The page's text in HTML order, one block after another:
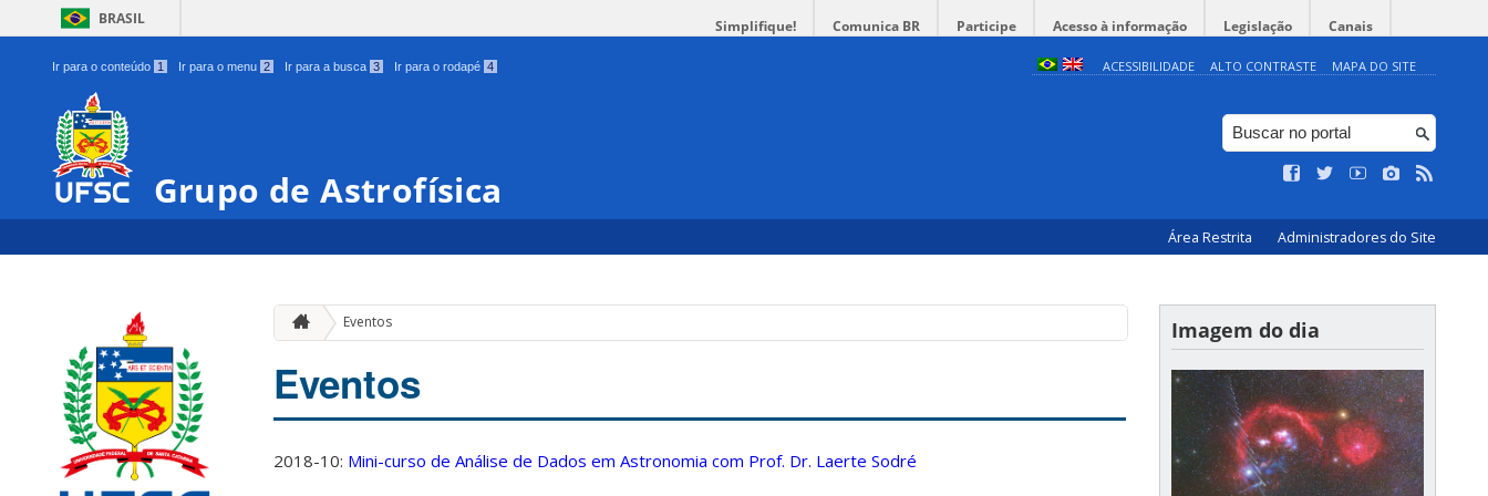
BRASIL Simplifique! Comunica BR Participe Acesso à informação Legislação Canais
Ir para o conteúdo 1 Ir para o menu 2 Ir para a busca 3 Ir para o rodapé 4 ACESSIBILIDADE ALTO CONTRASTE MAPA DO SITE
Grupo de Astrofísica
Área Restrita Administradores do Site
Eventos
Eventos
2018-10: Mini-curso de Análise de Dados em Astronomia com Prof. Dr. Laerte Sodré
Imagem do dia